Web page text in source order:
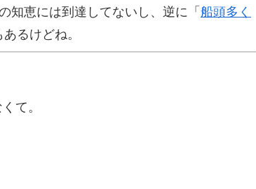
知恵には到達してないし、逆に「船頭多く
るけどね。
て。